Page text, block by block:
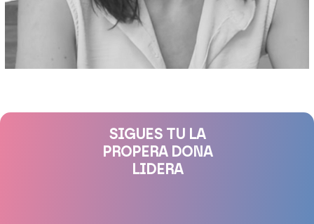
SIGUES TU LA
PROPERA DONA
LIDERA